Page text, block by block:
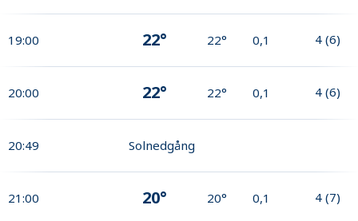
19:00 22° 22° 0,1 4 (6)
20:00 22° 22° 0,1 4 (6)
20:49 Solnedgång
21:00 20° 20° 0,1 4 (7)